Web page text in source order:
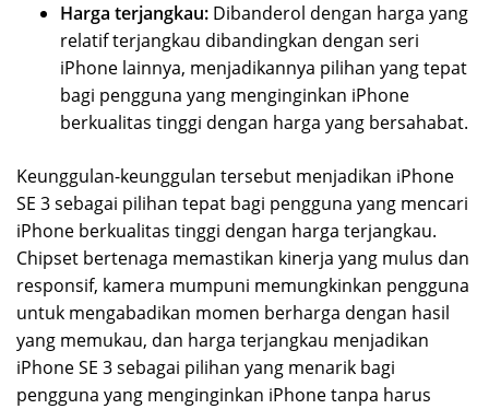
Harga terjangkau: Dibanderol dengan harga yang
relatif terjangkau dibandingkan dengan seri
iPhone lainnya, menjadikannya pilihan yang tepat
bagi pengguna yang menginginkan iPhone
berkualitas tinggi dengan harga yang bersahabat.
Keunggulan-keunggulan tersebut menjadikan iPhone
SE 3 sebagai pilihan tepat bagi pengguna yang mencari
iPhone berkualitas tinggi dengan harga terjangkau.
Chipset bertenaga memastikan kinerja yang mulus dan
responsif, kamera mumpuni memungkinkan pengguna
untuk mengabadikan momen berharga dengan hasil
yang memukau, dan harga terjangkau menjadikan
iPhone SE 3 sebagai pilihan yang menarik bagi
pengguna yang menginginkan iPhone tanpa harus